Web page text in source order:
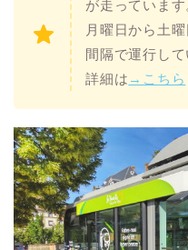
が走っています
月曜日から土
間隔で運行して
詳細は →こちら